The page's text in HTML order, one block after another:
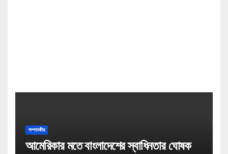
সম্পাদকীয়
আমেরিকার মতে বাংলাদেশের স্বাধিনতার ঘোষক